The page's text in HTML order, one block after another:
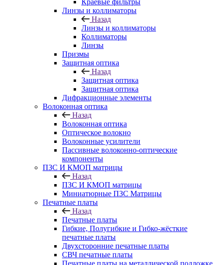
Краевые фильтры
Линзы и коллиматоры
Назад
Линзы и коллиматоры
Коллиматоры
Линзы
Призмы
Защитная оптика
Назад
Защитная оптика
Защитная оптика
Дифракционные элементы
Волоконная оптика
Назад
Волоконная оптика
Оптическое волокно
Волоконные усилители
Пассивные волоконно-оптические
компоненты
ПЗС И КМОП матрицы
Назад
ПЗС И КМОП матрицы
Миниатюрные ПЗС Матрицы
Печатные платы
Назад
Печатные платы
Гибкие, Полугибкие и Гибко-жёсткие
печатные платы
Двухсторонние печатные платы
СВЧ печатные платы
Печатные платы на металлической подложке